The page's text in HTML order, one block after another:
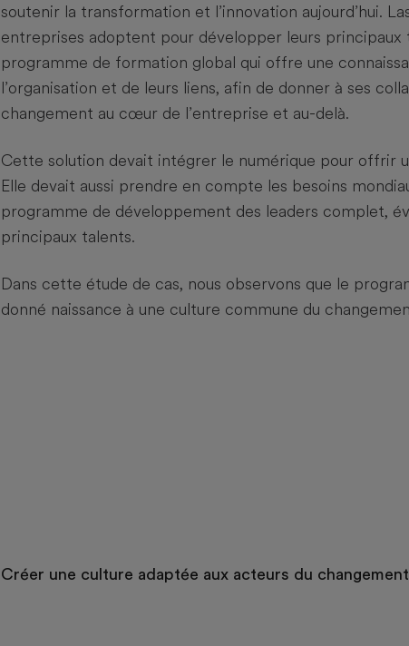
soutenir la transformation et l’innovation aujourd’hui.
entreprises adoptent pour développer leurs principaux
programme de formation global qui offre une
l’organisation et de leurs liens, afin de donner à ses
changement au cœur de l’entreprise et au-delà.
Cette solution devait intégrer le numérique pour offrir
Elle devait aussi prendre en compte les besoins
programme de développement des leaders complet,
principaux talents.
Dans cette étude de cas, nous observons que le
donné naissance à une culture commune du
Créer une culture adaptée aux acteurs du changement